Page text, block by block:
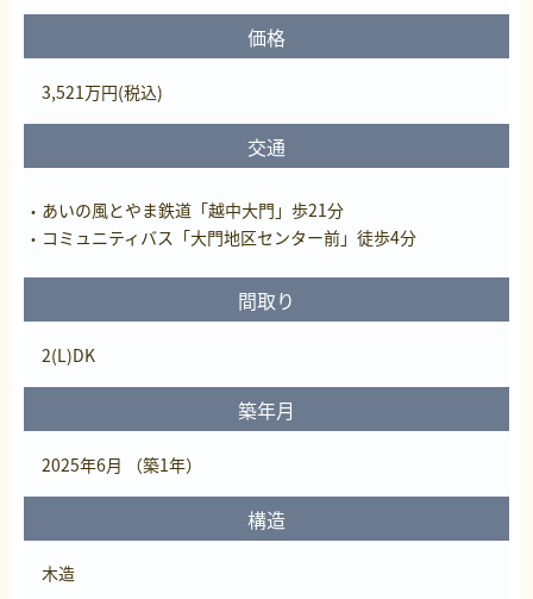
価格
3,521万円(税込)
交通
あいの風とやま鉄道「越中大門」歩21分
コミュニティバス「大門地区センター前」徒歩4分
間取り
2(L)DK
築年月
2025年6月 （築1年）
構造
木造